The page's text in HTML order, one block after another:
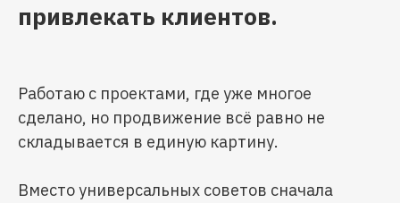
привлекать клиентов.
Работаю с проектами, где уже многое
сделано, но продвижение всё равно не
складывается в единую картину.
Вместо универсальных советов сначала